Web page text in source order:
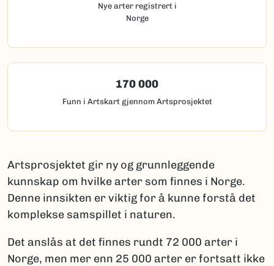
Nye arter registrert i
Norge
170 000
Funn i Artskart gjennom Artsprosjektet
Artsprosjektet gir ny og grunnleggende
kunnskap om hvilke arter som finnes i Norge.
Denne innsikten er viktig for å kunne forstå det
komplekse samspillet i naturen.
Det anslås at det finnes rundt 72 000 arter i
Norge, men mer enn 25 000 arter er fortsatt ikke